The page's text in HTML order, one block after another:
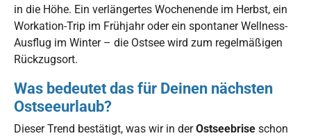
in die Höhe. Ein verlängertes Wochenende im Herbst, ein
Workation-Trip im Frühjahr oder ein spontaner Wellness-
Ausflug im Winter – die Ostsee wird zum regelmäßigen
Rückzugsort.
Was bedeutet das für Deinen nächsten
Ostseeurlaub?
Dieser Trend bestätigt, was wir in derOstseebrise schon